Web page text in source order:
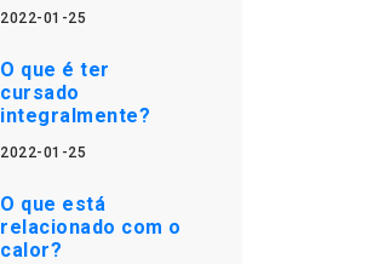
2022-01-25
O que é ter
cursado
integralmente?
2022-01-25
O que está
relacionado com o
calor?